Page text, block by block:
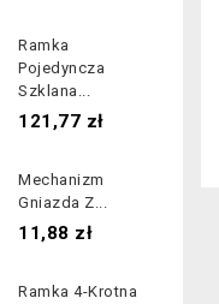
Ramka
Pojedyncza
Szklana...
Cena
121,77 zł
Mechanizm
Gniazda Z...
Cena
11,88 zł
Ramka 4-Krotna